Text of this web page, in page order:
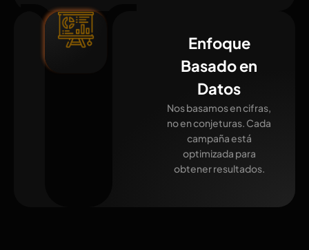
Enfoque
Basado en
Datos
Nos basamos en cifras,
no en conjeturas. Cada
campaña está
optimizada para
obtener resultados.